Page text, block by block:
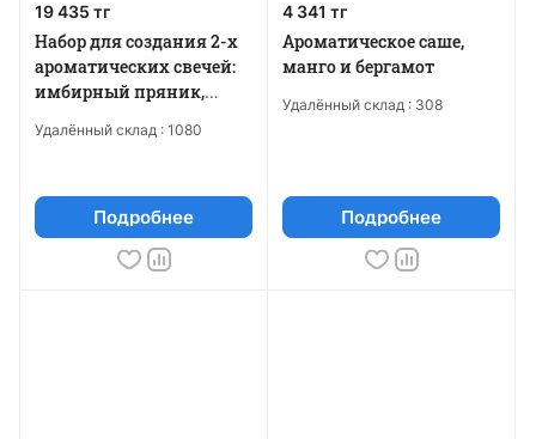
19 435 тг
Набор для создания 2-х
ароматических свечей:
имбирный пряник,
Удалённый склад : 1080
Подробнее
4 341 тг
Ароматическое саше,
манго и бергамот
Удалённый склад : 308
Подробнее